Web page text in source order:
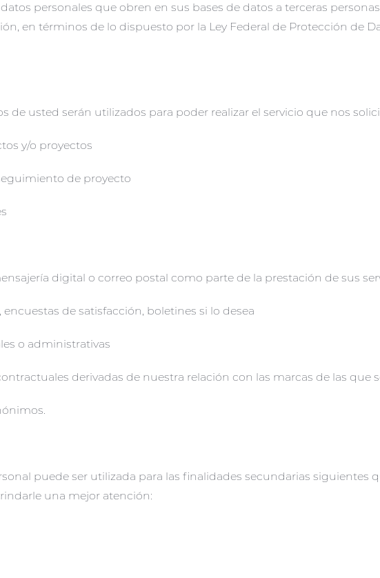
personales que obren en sus bases de datos a terceras
en términos de lo dispuesto por la Ley Federal de Protección de
de usted serán utilizados para poder realizar el servicio que nos
y/o proyectos
de proyecto
digital o correo postal como parte de la prestación de sus
de satisfacción, boletines si lo desea
o administrativas
derivadas de nuestra relación con las marcas de las que
puede ser utilizada para las finalidades secundarias siguientes
una mejor atención: